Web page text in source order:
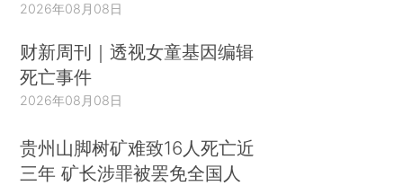
2026年08月08日
财新周刊｜透视女童基因编辑
死亡事件
2026年08月08日
贵州山脚树矿难致16人死亡近
三年 矿长涉罪被罢免全国人